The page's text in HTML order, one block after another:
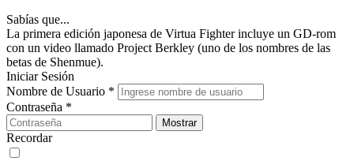
Sabías que...
La primera edición japonesa de Virtua Fighter incluye un GD-rom
con un video llamado Project Berkley (uno de los nombres de las
betas de Shenmue).
Iniciar Sesión
Nombre de Usuario *
Contraseña *
Mostrar
Recordar